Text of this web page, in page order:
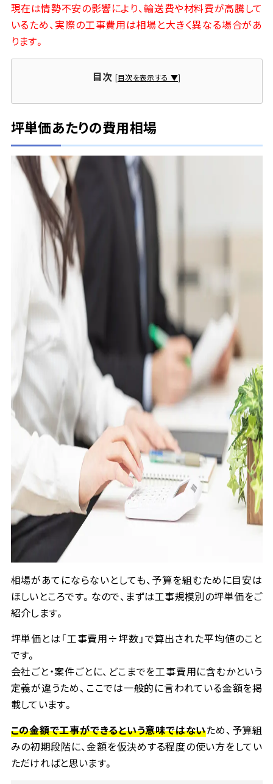
現在は情勢不安の影響により、輸送費や材料費が高騰して
いるため、実際の工事費用は相場と大きく異なる場合があ
ります。
目次 [目次を表示する ▼]
坪単価あたりの費用相場
相場があてにならないとしても、予算を組むために目安は
ほしいところです。なので、まずは工事規模別の坪単価をご
紹介します。
坪単価とは「工事費用÷坪数」で算出された平均値のこと
です。
会社ごと・案件ごとに、どこまでを工事費用に含むかという
定義が違うため、ここでは一般的に言われている金額を掲
載しています。
この金額で工事ができるという意味ではないため、予算組
みの初期段階に、金額を仮決めする程度の使い方をしてい
ただければと思います。